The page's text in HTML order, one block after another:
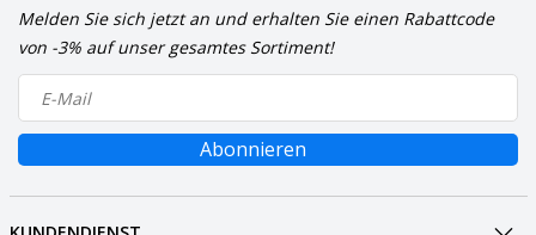
Melden Sie sich jetzt an und erhalten Sie einen Rabattcode
von -3% auf unser gesamtes Sortiment!
Abonnieren